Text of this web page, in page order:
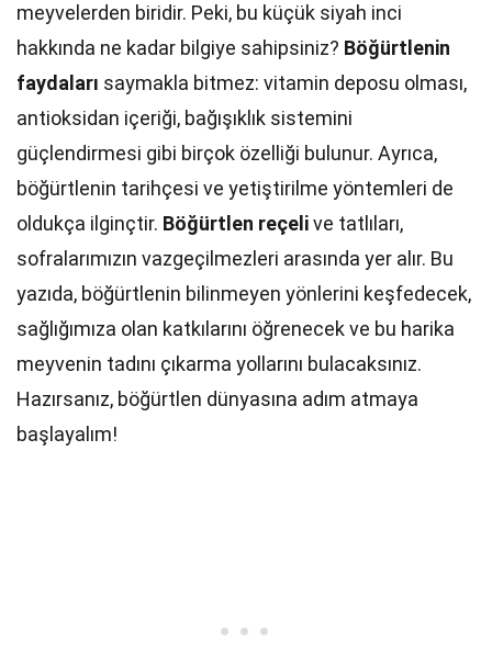
meyvelerden biridir. Peki, bu küçük siyah inci
hakkında ne kadar bilgiye sahipsiniz? Böğürtlenin
faydaları saymakla bitmez: vitamin deposu olması,
antioksidan içeriği, bağışıklık sistemini
güçlendirmesi gibi birçok özelliği bulunur. Ayrıca,
böğürtlenin tarihçesi ve yetiştirilme yöntemleri de
oldukça ilginçtir. Böğürtlen reçelive tatlıları,
sofralarımızın vazgeçilmezleri arasında yer alır. Bu
yazıda, böğürtlenin bilinmeyen yönlerini keşfedecek,
sağlığımıza olan katkılarını öğrenecek ve bu harika
meyvenin tadını çıkarma yollarını bulacaksınız.
Hazırsanız, böğürtlen dünyasına adım atmaya
başlayalım!